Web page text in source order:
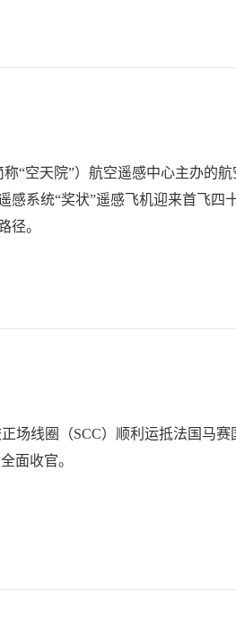
“空天院”）航空遥感中心主办的
系统“奖状”遥感飞机迎来首飞四
径。
场线圈（SCC）顺利运抵法国马赛
面收官。